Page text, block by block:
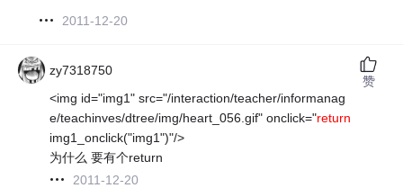
2011-12-20
zy7318750
<img id="img1" src="/interaction/teacher/informanag
e/teachinves/dtree/img/heart_056.gif" onclick="return
img1_onclick("img1")"/>
为什么 要有个return
2011-12-20
赞